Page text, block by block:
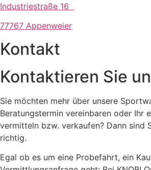
Industriestraße 16
77767 Appenweier
Kontakt
Kontaktieren Sie
Sie möchten mehr über unsere
Beratungstermin vereinbaren oder Ihr
vermitteln bzw. verkaufen? Dann sind
richtig.
Egal ob es um eine Probefahrt, ein